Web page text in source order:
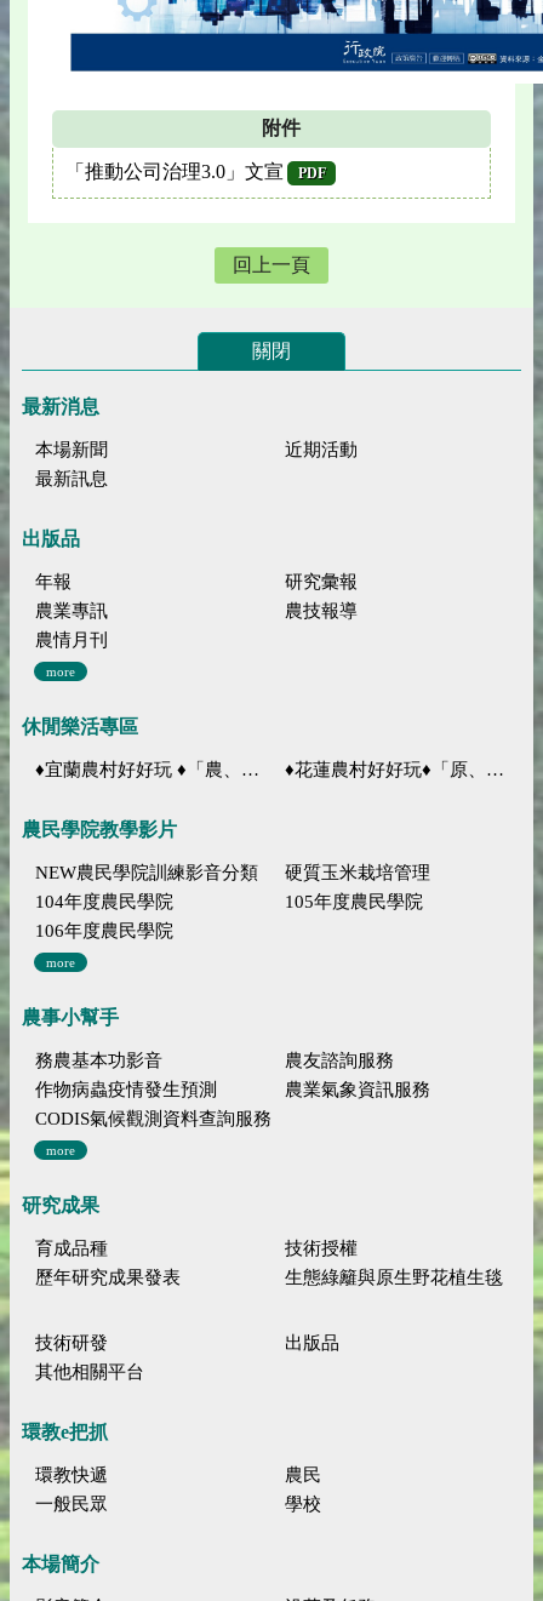
附件
「推動公司治理3.0」文宣 PDF
回上一頁
關閉
最新消息
本場新聞
近期活動
最新訊息
出版品
年報
研究彙報
農業專訊
農技報導
農情月刊
more
休閒樂活專區
♦宜蘭農村好好玩 ♦「農、藝、山、水」四條遊程推薦 ♦花蓮農村好好玩♦「原、生、慢、活」四條遊程推薦
農民學院教學影片
NEW農民學院訓練影音分類
硬質玉米栽培管理
104年度農民學院
105年度農民學院
106年度農民學院
more
農事小幫手
務農基本功影音
農友諮詢服務
作物病蟲疫情發生預測
農業氣象資訊服務
CODIS氣候觀測資料查詢服務
more
研究成果
育成品種
技術授權
歷年研究成果發表
生態綠籬與原生野花植生毯
技術研發
出版品
其他相關平台
環教e把抓
環教快遞
農民
一般民眾
學校
本場簡介